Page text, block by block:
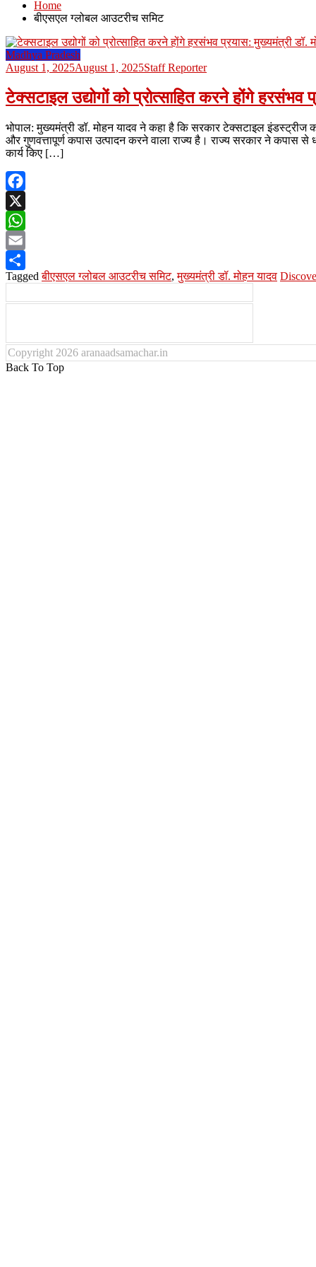
Home
बीएसएल ग्लोबल आउटरीच समिट
Madhya Pradesh
August 1, 2025August 1, 2025Staff Reporter
टेक्सटाइल उद्योगों को प्रोत्साहित करने होंगे हरसंभव
भोपाल: मुख्यमंत्री डॉ. मोहन यादव ने कहा है कि सरकार टेक्सटाइल
और गुणवत्तापूर्ण कपास उत्पादन करने वाला राज्य है। राज्य सरकार ने कपास
कार्य किए […]
Facebook
X
WhatsApp
Email
Share
Taggedबीएसएल ग्लोबल आउटरीच समिट,मुख्यमंत्री डॉ. मोहन यादव
Copyright 2026 aranaadsamachar.in
Back To Top